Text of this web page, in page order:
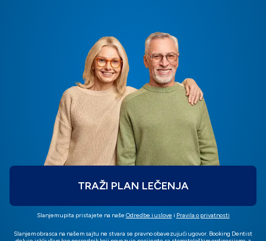
TRAŽI PLAN LEČENJA
Slanjem upita pristajete na naše Odredbe i uslove i Pravila o privatnosti
Slanjem obrasca na našem sajtu ne stvara se pravno obavezujući ugovor. Booking Dentist